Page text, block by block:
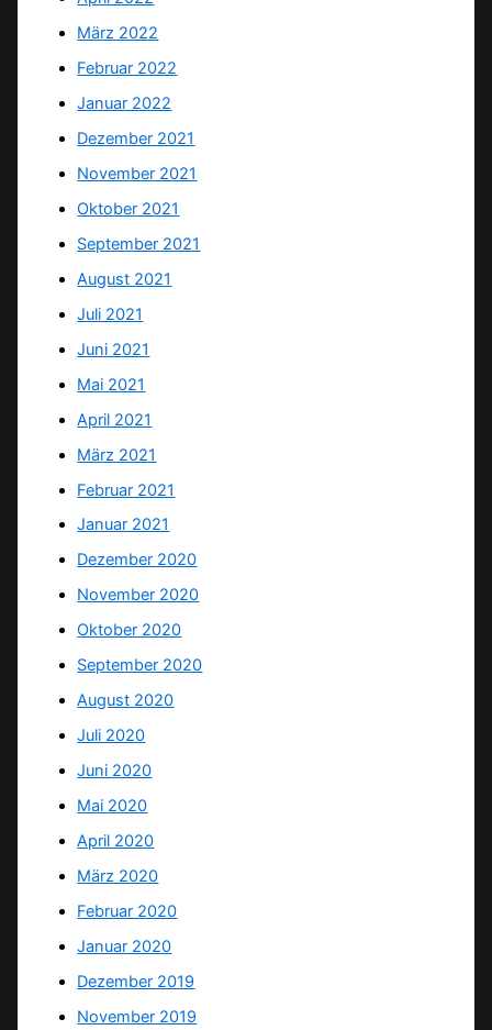
März 2022
Februar 2022
Januar 2022
Dezember 2021
November 2021
Oktober 2021
September 2021
August 2021
Juli 2021
Juni 2021
Mai 2021
April 2021
März 2021
Februar 2021
Januar 2021
Dezember 2020
November 2020
Oktober 2020
September 2020
August 2020
Juli 2020
Juni 2020
Mai 2020
April 2020
März 2020
Februar 2020
Januar 2020
Dezember 2019
November 2019